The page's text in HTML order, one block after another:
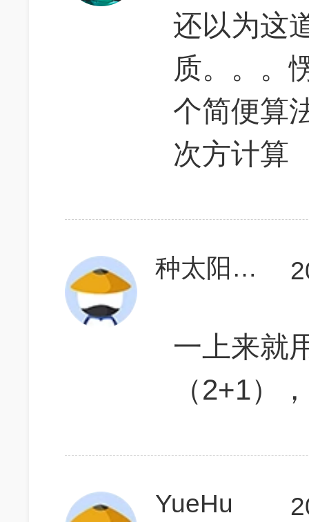
还以为这
质。。。
个简便算
次方计算
种太阳的热热
一上来就
（2+1）
YueHu